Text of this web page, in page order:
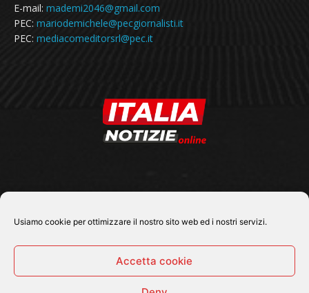
Usiamo cookie per ottimizzare il nostro sito web ed i nostri servizi.
Accetta cookie
E-mail: mademi2046@gmail.com
PEC: mariodemichele@pecgiornalisti.it
PEC: mediacomeditorsrl@pec.it
SEGUICI SU